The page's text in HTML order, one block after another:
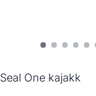
Seal One kajakk